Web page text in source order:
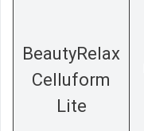
BeautyRelax
Celluform
Lite